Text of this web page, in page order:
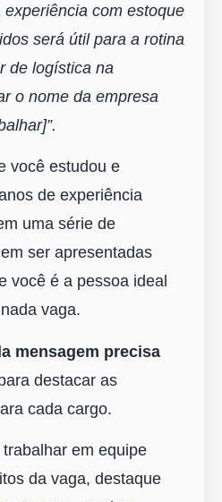
experiência com estoque
será útil para a rotina
de logística na
o nome da empresa
você estudou e
de experiência
uma série de
ser apresentadas
você é a pessoa ideal
vaga.
mensagem precisa
destacar as
cada cargo.
em equipe
da vaga, destaque